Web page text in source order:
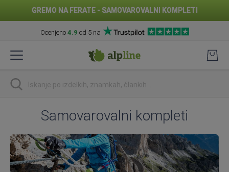
GREMO NA FERATE - SAMOVAROVALNI KOMPLETI
Ocenjeno 4.9 od 5 na
na
Iskanje
Samovarovalni kompleti